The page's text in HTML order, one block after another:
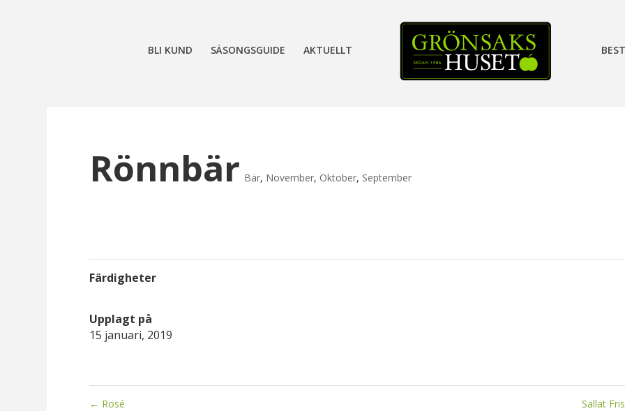
BLI KUND SÄSONGSGUIDE AKTUELLT
Rönnbär Bär, November, Oktober, September
Färdigheter
Upplagt på
15 januari, 2019
← Rosé Sallat